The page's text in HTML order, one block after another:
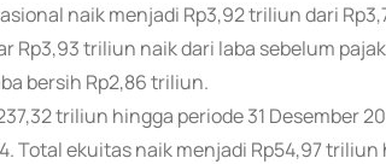
naik menjadi Rp3,92 triliun dari
Rp3,93 triliun naik dari laba sebelum
bersih Rp2,86 triliun.
triliun hingga periode 31 Desember
Total ekuitas naik menjadi Rp54,97